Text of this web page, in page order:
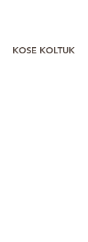
KOSE KOLTUK